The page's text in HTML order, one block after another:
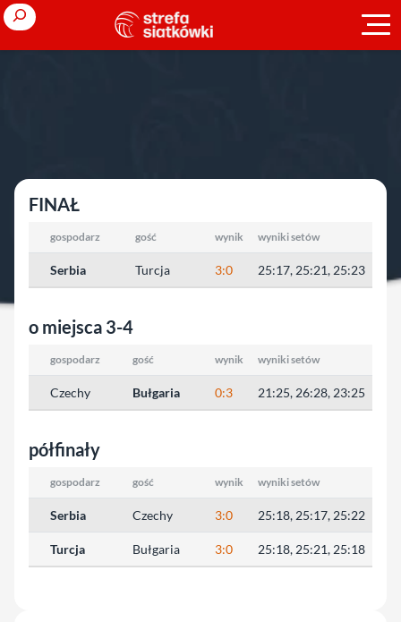
Przejdź
do
treści
Search
FINAŁ
gospodarz gość wynik wyniki setów
Serbia Turcja 3:0 25:17, 25:21, 25:23
o miejsca 3-4
gospodarz gość wynik wyniki setów
Czechy Bułgaria 0:3 21:25, 26:28, 23:25
półfinały
gospodarz gość wynik wyniki setów
Serbia Czechy 3:0 25:18, 25:17, 25:22
Turcja Bułgaria 3:0 25:18, 25:21, 25:18